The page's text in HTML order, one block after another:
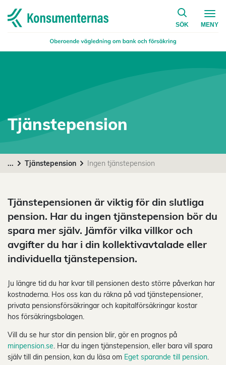
Navigera till startsidan
SÖK
på
MENY
Tjänstepension
... Tjänstepension Ingen tjänstepension
Tjänstepensionen är viktig för din slutliga
pension. Har du ingen tjänstepension bör du
spara mer själv. Jämför vilka villkor och
avgifter du har i din kollektivavtalade eller
individuella tjänstepension.
Ju längre tid du har kvar till pensionen desto större påverkan har
kostnaderna. Hos oss kan du räkna på vad tjänstepensioner,
privata pensionsförsäkringar och kapitalförsäkringar kostar
hos försäkringsbolagen.
Vill du se hur stor din pension blir, gör en prognos på
minpension.se. Har du ingen tjänstepension, eller bara vill spara
själv till din pension, kan du läsa om Eget sparande till pension.